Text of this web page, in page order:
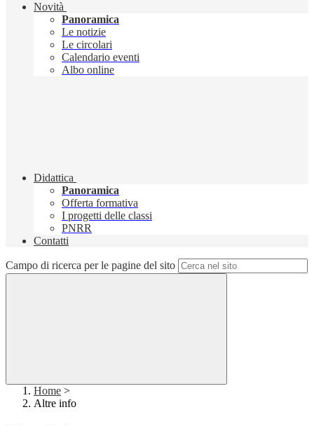
Novità
Panoramica
Le notizie
Le circolari
Calendario eventi
Albo online
Didattica
Panoramica
Offerta formativa
I progetti delle classi
PNRR
Contatti
Campo di ricerca per le pagine del sito
Home >
Altre info